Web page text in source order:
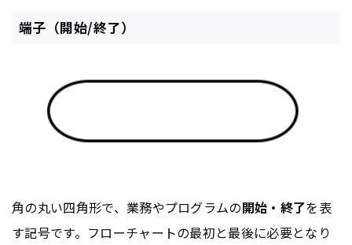
端子（開始/終了）
角の丸い四角形で、業務やプログラムの開始・終了を表
す記号です。フローチャートの最初と最後に必要となり